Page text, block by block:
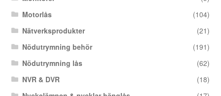
Motorlås
(104)
Nätverksprodukter
(21)
Nödutrymning behör
(191)
Nödutrymning lås
(62)
NVR & DVR
(18)